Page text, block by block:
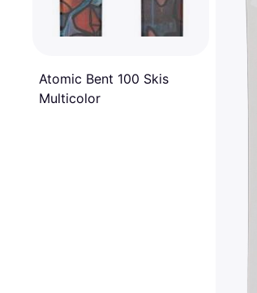
Atomic Bent 100 Skis
Multicolor